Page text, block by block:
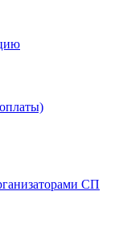
СП